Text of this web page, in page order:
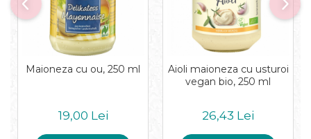
Maioneza cu ou, 250 ml
19,00 Lei
Aioli maioneza cu usturoi
vegan bio, 250 ml
26,43 Lei